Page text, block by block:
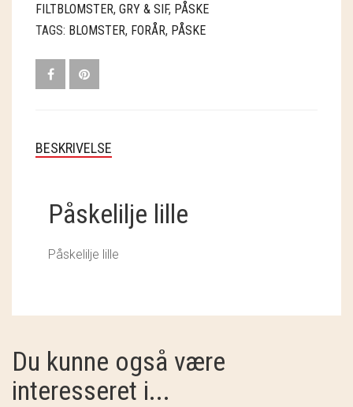
KOUSTRUP & CO.
LÆSØ ULDSTUE
SÆBEVÆRKSTEDET
FILTBLOMSTER, GRY & SIF, PÅSKE
TAGS: BLOMSTER, FORÅR, PÅSKE
BESKRIVELSE
Påskelilje lille
Påskelilje lille
Du kunne også være
interesseret i...